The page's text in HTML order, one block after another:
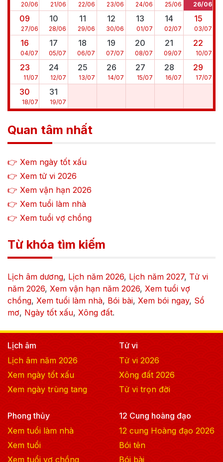
20/06 21/06 22/06 23/06 24/06 25/06 26/06
09
27/06
10
28/06
11
29/06
12
30/06
13
01/07
14
02/07
15
03/07
16
04/07
17
05/07
18
06/07
19
07/07
20
08/07
21
09/07
22
10/07
23
11/07
24
12/07
25
13/07
26
14/07
27
15/07
28
16/07
29
17/07
30
18/07
31
19/07
Quan tâm nhất
👉 Xem ngày tốt xấu
👉 Xem tử vi 2026
👉 Xem vận hạn 2026
👉 Xem tuổi làm nhà
👉 Xem tuổi vợ chồng
Từ khóa tìm kiếm
Lịch âm dương, Lịch năm 2026, Lịch năm 2027, Tử vi
năm 2026, Xem vận hạn năm 2026, Xem tuổi vợ
chồng, Xem tuổi làm nhà, Bói bài, Xem bói ngay, Sổ
mơ, Ngày tốt xấu, Xông đất.
Lịch âm
Lịch âm năm 2026
Xem ngày tốt xấu
Xem ngày trùng tang
Tử vi
Tử vi 2026
Xông đất 2026
Tử vi trọn đời
Phong thủy
Xem tuổi làm nhà
Xem tuổi
Xem tuổi vợ chồng
12 Cung hoàng đạo
12 cung Hoàng đạo 2026
Bói tên
Bói bài